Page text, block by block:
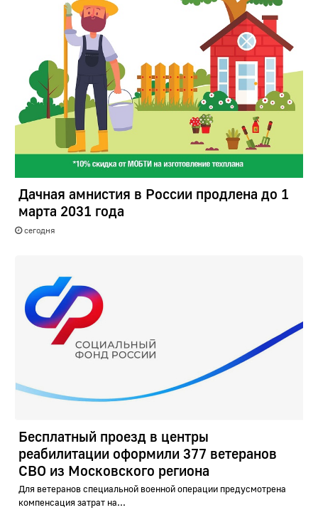
Дачная амнистия в России продлена до 1
марта 2031 года
сегодня
Бесплатный проезд в центры
реабилитации оформили 377 ветеранов
СВО из Московского региона
Для ветеранов специальной военной операции предусмотрена
компенсация затрат на...